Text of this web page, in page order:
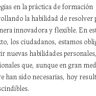
en la práctica de formación
la habilidad de resolver
innovadora y flexible. En
los ciudadanos, estamos
nuevas habilidades
que, aunque en gran
han sido necesarias, hoy